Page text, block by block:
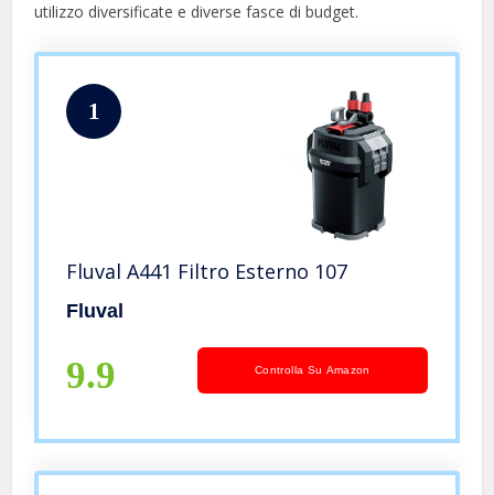
utilizzo diversificate e diverse fasce di budget.
1
Fluval A441 Filtro Esterno 107
Fluval
9.9 Controlla Su Amazon